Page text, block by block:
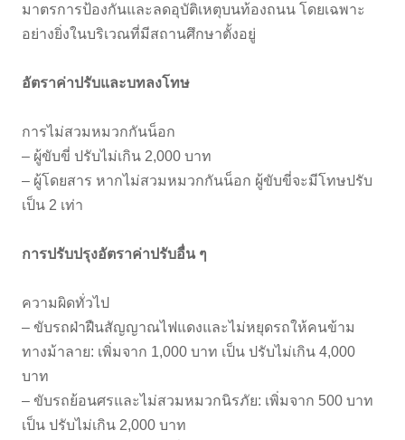
มาตรการป้องกันและลดอุบัติเหตุบนท้องถนน โดยเฉพาะ
อย่างยิ่งในบริเวณที่มีสถานศึกษาตั้งอยู่
อัตราค่าปรับและบทลงโทษ
การไม่สวมหมวกกันน็อก
– ผู้ขับขี่ ปรับไม่เกิน 2,000 บาท
– ผู้โดยสาร หากไม่สวมหมวกกันน็อก ผู้ขับขี่จะมีโทษปรับ
เป็น 2 เท่า
การปรับปรุงอัตราค่าปรับอื่น ๆ
ความผิดทั่วไป
– ขับรถฝ่าฝืนสัญญาณไฟแดงและไม่หยุดรถให้คนข้าม
ทางม้าลาย: เพิ่มจาก 1,000 บาท เป็น ปรับไม่เกิน 4,000
บาท
– ขับรถย้อนศรและไม่สวมหมวกนิรภัย: เพิ่มจาก 500 บาท
เป็น ปรับไม่เกิน 2,000 บาท